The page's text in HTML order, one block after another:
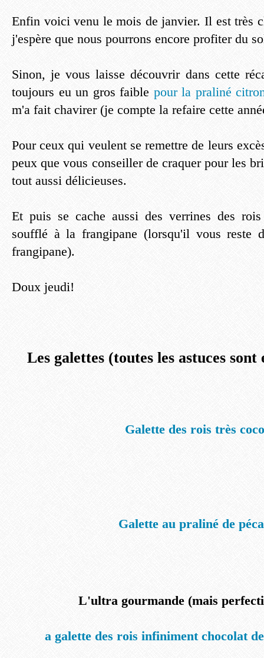
Enfin voici venu le mois de janvier. Il est très
j'espère que nous pourrons encore profiter du
Sinon, je vous laisse découvrir dans cette
toujours eu un gros faible pour la praliné
m'a fait chavirer (je compte la refaire cette
Pour ceux qui veulent se remettre de leurs
peux que vous conseiller de craquer pour les
tout aussi délicieuses.
Et puis se cache aussi des verrines des
soufflé à la frangipane (lorsqu'il vous reste
frangipane).
Doux jeudi!
Les galettes (toutes les astuces sont
Galette des rois très coco
Galette au praliné de
L'ultra gourmande (mais
a galette des rois infiniment chocolat